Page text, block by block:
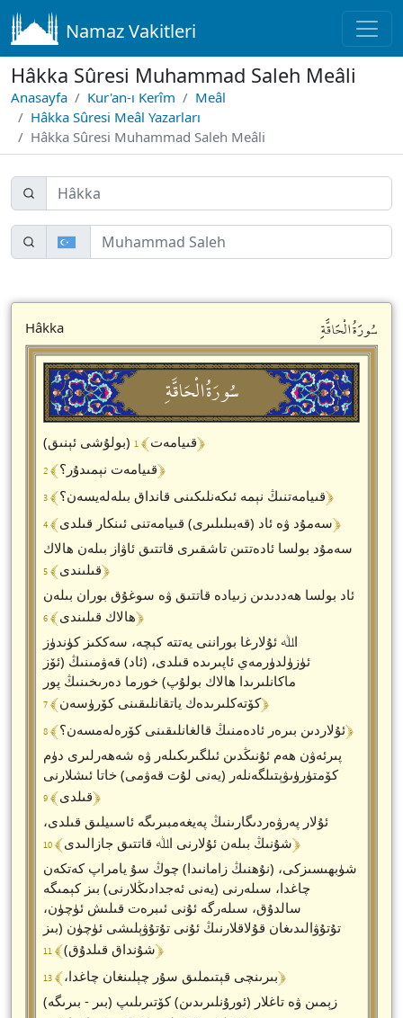
Namaz Vakitleri
Hâkka Sûresi Muhammad Saleh Meâli
Anasayfa Kur'an-ı Kerîm
Meâl
Hâkka Sûresi Meâl Yazarları
Hâkka Sûresi Muhammad Saleh Meâli
Hâkka سُورَةُالْحَاقَّةِ
سُورَةُالْحَاقَّةِ
(بولۇشى ئېنىق) قىيامەت﴾ 1 ﴿
قىيامەت نېمىدۇر؟﴾ 2 ﴿
قىيامەتنىڭ نېمە ئىكەنلىكىنى قانداق بىلەلەيسەن؟﴾ 3 ﴿
سەمۇد ۋە ئاد (قەبىلىلىرى) قىيامەتنى ئىنكار قىلدى﴾ 4 ﴿
سەمۇد بولسا ئادەتتىن تاشقىرى قاتتىق ئاۋاز بىلەن ھالاك
قىلىندى﴾ 5 ﴿
ئاد بولسا ھەددىدىن زىيادە قاتتىق ۋە سوغۇق بوران بىلەن
ھالاك قىلىندى﴾ 6 ﴿
اﷲ ئۇلارغا بوراننى يەتتە كېچە، سەككىز كۈندۈز
ئۈزۈلدۈرمەي ئاپىرىدە قىلدى، (ئاد) قەۋمىنىڭ (ئۆز
ماكانلىرىدا ھالاك بولۇپ) خورما دەرىخىنىڭ پور
كۆتەكلىرىدەك ياتقانلىقىنى كۆرۈسەن﴾ 7 ﴿
ئۇلاردىن بىرەر ئادەمنىڭ قالغانلىقىنى كۆرەلەمسەن؟﴾ 8 ﴿
پىرئەۋن ھەم ئۇنىڭدىن ئىلگىرىكىلەر ۋە شەھەرلىرى دۈم
كۆمتۈرۈىۋېتىلگەنلەر (يەنى لۇت قەۋمى) خاتا ئىشلارنى
قىلدى﴾ 9 ﴿
ئۇلار پەرۋەردىگارىنىڭ پەيغەمبىرىگە ئاسىيلىق قىلدى،
شۇنىڭ بىلەن ئۇلارنى اﷲ قاتتىق جازالىدى﴾ 10 ﴿
شۈبھىسىزكى، (نۇھنىڭ زامانىدا) چوڭ سۇ يامراپ كەتكەن
چاغدا، سىلەرنى (يەنى ئەجدادىڭلارنى) بىز كېمىگە
سالدۇق، سىلەرگە ئۇنى ئىبرەت قىلىش ئۈچۈن،
تۇتۇۋالىدىغان قۇلاقلارنىڭ ئۇنى تۇتۇۋېلىشى ئۈچۈن (بىز
شۇنداق قىلدۇق)﴾ 11 ﴿
بىرىنچى قېتىملىق سۇر چېلىنغان چاغدا،﴾ 13 ﴿
زېمىن ۋە تاغلار (ئورۇنلىرىدىن) كۆتىرىلىپ (بىر - بىرىگە)